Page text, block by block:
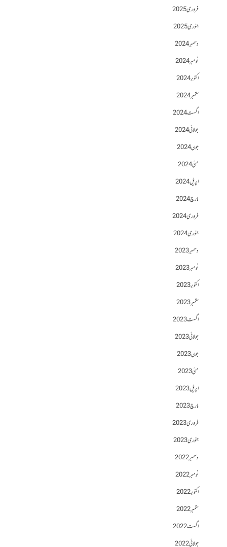
فروری 2025
جنوری 2025
دسمبر 2024
نومبر 2024
اکتوبر 2024
ستمبر 2024
اگست 2024
جولائی 2024
جون 2024
مئی 2024
اپریل 2024
مارچ 2024
فروری 2024
جنوری 2024
دسمبر 2023
نومبر 2023
اکتوبر 2023
ستمبر 2023
اگست 2023
جولائی 2023
جون 2023
مئی 2023
اپریل 2023
مارچ 2023
فروری 2023
جنوری 2023
دسمبر 2022
نومبر 2022
اکتوبر 2022
ستمبر 2022
اگست 2022
جولائی 2022